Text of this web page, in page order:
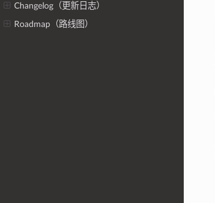
Changelog（更新日志）
Roadmap（路线图）